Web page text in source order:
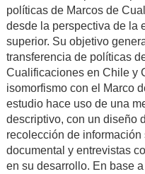
políticas de Marcos de
desde la perspectiva de la
superior. Su objetivo
transferencia de políticas
Cualificaciones en Chile y
isomorfismo con el Marco
estudio hace uso de una
descriptivo, con un diseño
recolección de
documental y entrevistas
en su desarrollo. En base